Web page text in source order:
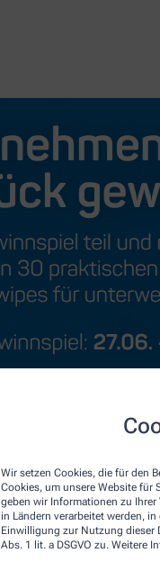
Wir setzen Cookies, die für den
Cookies, um unsere Website für
geben wir Informationen zu Ihrer
in Ländern verarbeitet werden,
Einwilligung zur Nutzung dieser
Abs. 1 lit. a DSGVO zu. Weitere